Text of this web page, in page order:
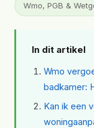
Wmo, PGB &
In dit artikel
Wmo
badkamer:
Kan ik een